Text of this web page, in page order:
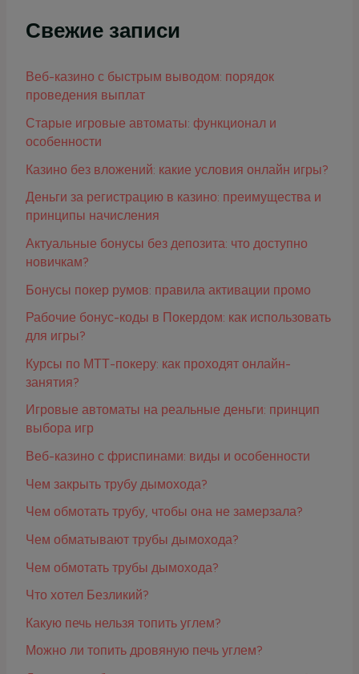
Свежие записи
Веб-казино с быстрым выводом: порядок
проведения выплат
Старые игровые автоматы: функционал и
особенности
Казино без вложений: какие условия онлайн игры?
Деньги за регистрацию в казино: преимущества и
принципы начисления
Актуальные бонусы без депозита: что доступно
новичкам?
Бонусы покер румов: правила активации промо
Рабочие бонус-коды в Покердом: как использовать
для игры?
Курсы по МТТ-покеру: как проходят онлайн-
занятия?
Игровые автоматы на реальные деньги: принцип
выбора игр
Веб-казино с фриспинами: виды и особенности
Чем закрыть трубу дымохода?
Чем обмотать трубу, чтобы она не замерзала?
Чем обматывают трубы дымохода?
Чем обмотать трубы дымохода?
Что хотел Безликий?
Какую печь нельзя топить углем?
Можно ли топить дровяную печь углем?